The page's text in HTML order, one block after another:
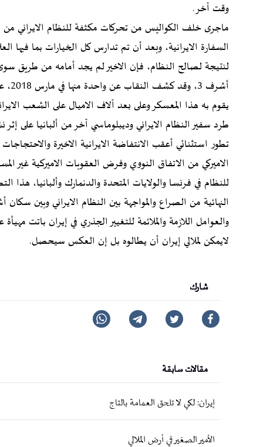
وقت آخر.
ماجرى خلف الكواليس من تحركات مكثفة للنظام الايراني من
السفارة الايرانية، وبعد أن تم تدارس كل الخيارات بما
لنتيجة لصالح النظام، فإن الاخير لم يجد أمامه من
يقوم به هذا المعسكر وعلى بعد آلاف الاميال على الشعب الايراني، وهو
تطور استثنائي أعقب الانتفاضة الايرانية الاخيرة
الاميركي من الاتفاق النووي وفرض العقوبات الاميركية غير
للنظام في فرنسا والولايات المتحدة والدنمارك وألبانيا، هذا
لايمكن لملالي إيران أن يطالوه بل إن العكس سيحصل.
شارك
مقالات سابقة
إيران: لکي لا تلحق العمامة بالتاج
الأمير الصغير في أرض الملالي